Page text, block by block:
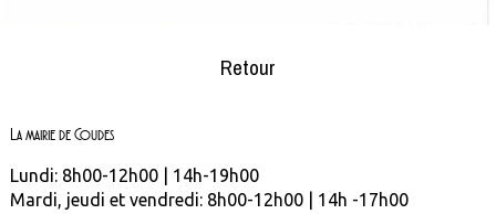
Retour
La mairie de Coudes
Lundi: 8h00-12h00 | 14h-19h00
Mardi, jeudi et vendredi: 8h00-12h00 | 14h -17h00